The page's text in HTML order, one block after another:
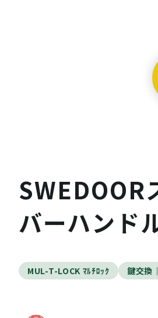
SWEDOOR
バーハンド
MUL-T-LOCK ﾏﾙﾁﾛｯｸ 鍵交換